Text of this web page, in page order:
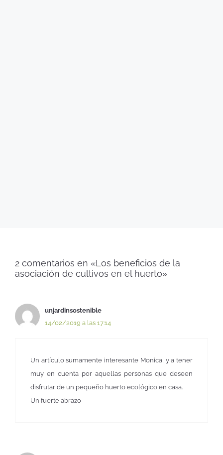
2 comentarios en «Los beneficios de la
asociación de cultivos en el huerto»
unjardinsostenible
14/02/2019 a las 17:14
Un artículo sumamente interesante Monica, y a tener
muy en cuenta por aquellas personas que deseen
disfrutar de un pequeño huerto ecológico en casa.
Un fuerte abrazo